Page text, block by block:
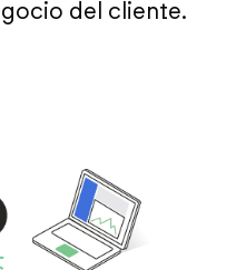
del cliente.